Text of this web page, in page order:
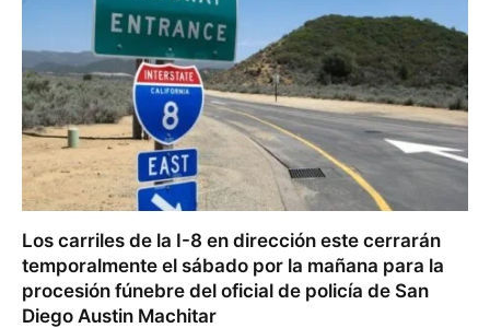
Los carriles de la I-8 en dirección este cerrarán
temporalmente el sábado por la mañana para la
procesión fúnebre del oficial de policía de San
Diego Austin Machitar